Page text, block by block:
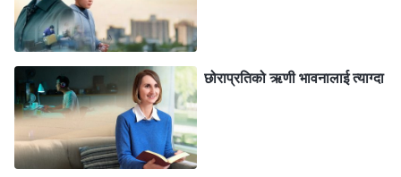
हुँदा धेरै समय खान्छ र पैसा कमाउने समय नै हुनेछैन भन्ने चिन्ता
भयो, अनि पैसा र घर नभएपछि मेरो छोरासँग बिहे गर्न को तयार होला
र? मेरो श्रीमान् पहिले नै बित्नुभएको थियो, त्यसैले एउटी आमाका
रूपमा, मेरो झनै धेरै जिम्मेवारी थियो। यदि मैले मेरो छोरालाई पैसा
बचत गर्न मदत गरिनँ भने, उसले बिहे गर्न सक्ने थिएन—तब अरूले
मलाई गैरजिम्मेवार आमा भन्ने थिएनन् र? यो सोचेर, मैले अगुवाको
छोराप्रतिको ऋणी भावनालाई त्याग्दा